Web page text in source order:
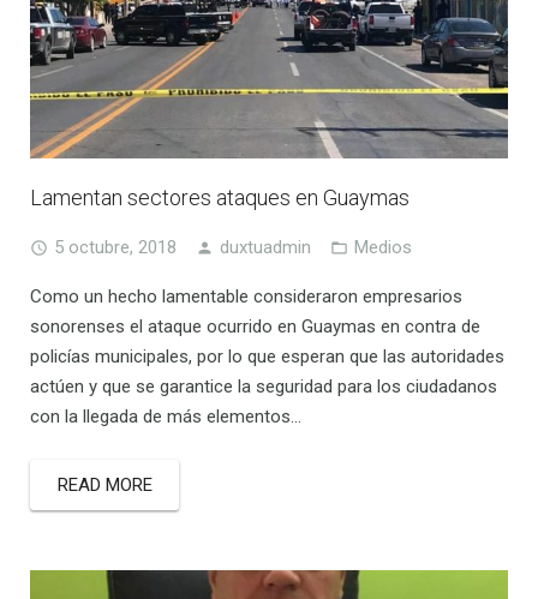
Lamentan sectores ataques en Guaymas
5 octubre, 2018 duxtuadmin Medios
Como un hecho lamentable consideraron empresarios
sonorenses el ataque ocurrido en Guaymas en contra de
policías municipales, por lo que esperan que las autoridades
actúen y que se garantice la seguridad para los ciudadanos
con la llegada de más elementos…
READ MORE